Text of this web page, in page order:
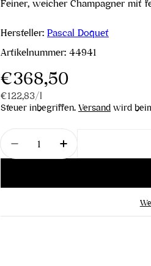
Feiner, weicher Champagner mit
Hersteller: Pascal Doquet
Artikelnummer: 44941
Regulärer
Preis
€368,50
Stückpreis
€122,83/pro
l
Steuer inbegriffen. Versand wird
Menge
Menge für Arpége Blanc
Menge für